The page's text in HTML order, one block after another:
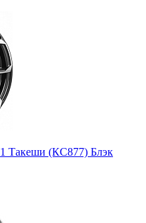
Такеши (КС877) Блэк